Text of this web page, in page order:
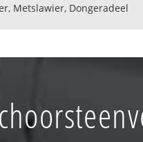
Metslawier, Dongeradeel